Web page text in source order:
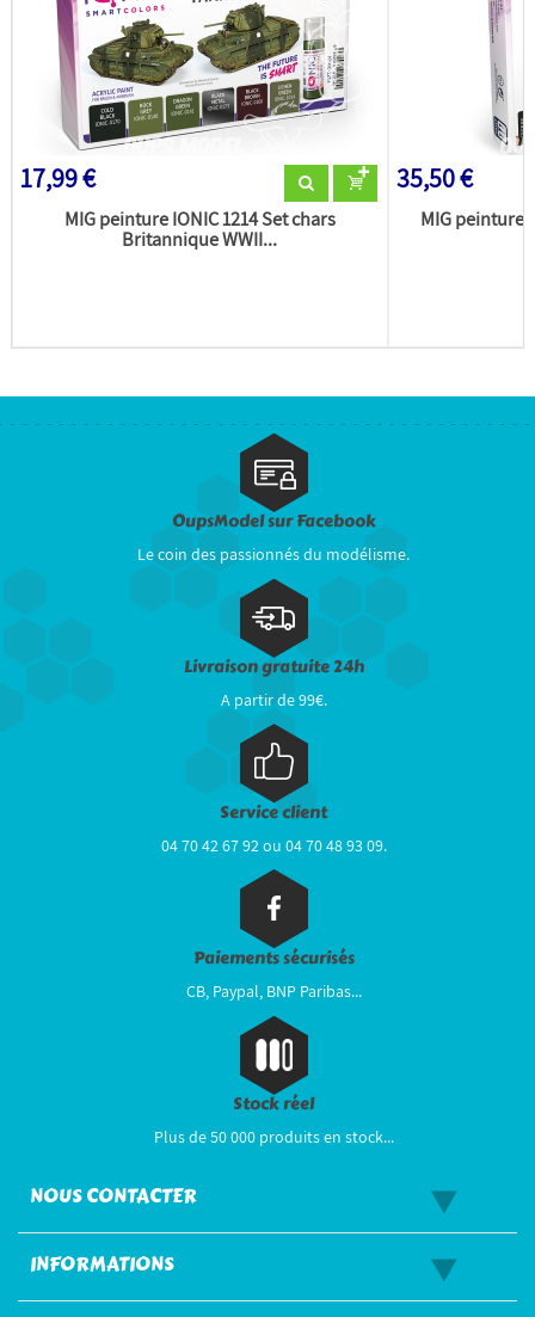
17,99 €
MIG peinture IONIC 1214 Set chars
Britannique WWII...
35,50 €
MIG peinture
OupsModel sur Facebook
Le coin des passionnés du modélisme.
Livraison gratuite 24h
A partir de 99€.
Service client
04 70 42 67 92 ou 04 70 48 93 09.
Paiements sécurisés
CB, Paypal, BNP Paribas...
Stock réel
Plus de 50 000 produits en stock...
NOUS CONTACTER
INFORMATIONS